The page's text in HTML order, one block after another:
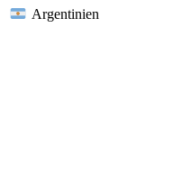
Argentinien